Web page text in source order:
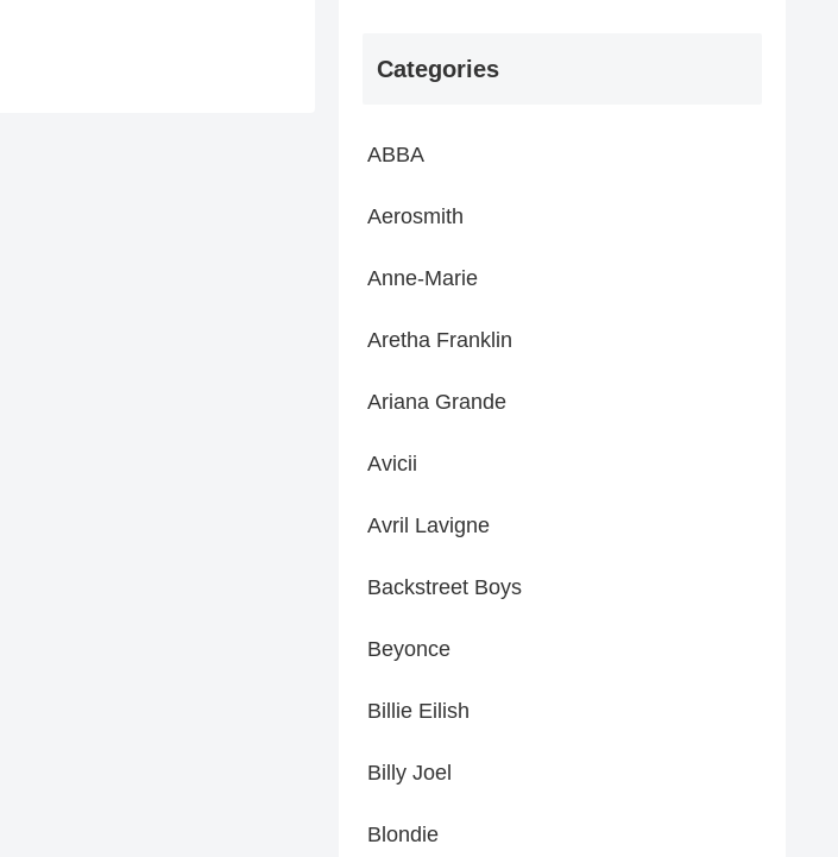
Categories
ABBA
Aerosmith
Anne-Marie
Aretha Franklin
Ariana Grande
Avicii
Avril Lavigne
Backstreet Boys
Beyonce
Billie Eilish
Billy Joel
Blondie